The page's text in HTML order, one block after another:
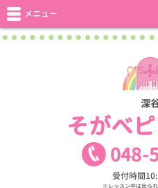
深
そがべ
048-
受付時間
※レッスン中は出ら
メニュー